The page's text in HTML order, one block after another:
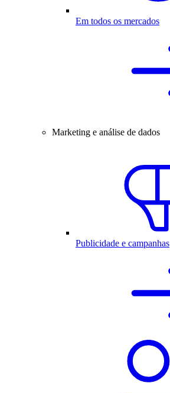
Em todos os mercados
Marketing e análise de dados
Publicidade e campanhas